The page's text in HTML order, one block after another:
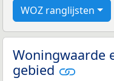
WOZ ranglijsten
Woningwaarde
gebied